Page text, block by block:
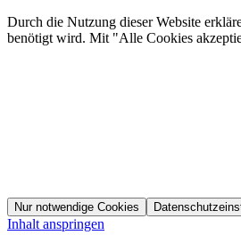
Durch die Nutzung dieser Website
benötigt wird. Mit "Alle Cookies
Nur notwendige Cookies
Inhalt anspringen